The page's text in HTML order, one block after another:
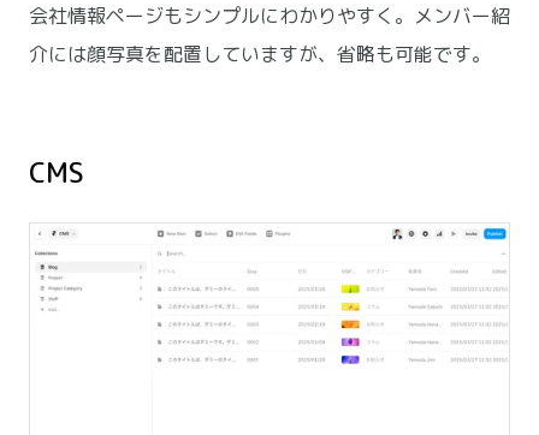
会社情報ページもシンプルにわかりやすく。メンバー紹
介には顔写真を配置していますが、省略も可能です。
CMS